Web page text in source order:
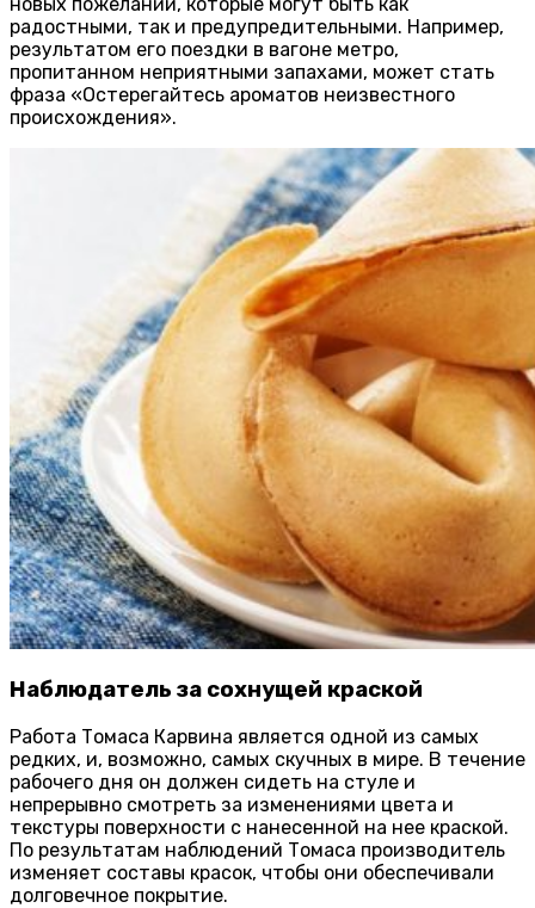
новых пожеланий, которые могут быть как
радостными, так и предупредительными. Например,
результатом его поездки в вагоне метро,
пропитанном неприятными запахами, может стать
фраза «Остерегайтесь ароматов неизвестного
происхождения».
Наблюдатель за сохнущей краской
Работа Томаса Карвина является одной из самых
редких, и, возможно, самых скучных в мире. В течение
рабочего дня он должен сидеть на стуле и
непрерывно смотреть за изменениями цвета и
текстуры поверхности с нанесенной на нее краской.
По результатам наблюдений Томаса производитель
изменяет составы красок, чтобы они обеспечивали
долговечное покрытие.